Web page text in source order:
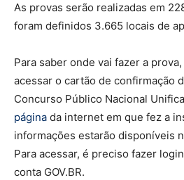
As provas serão realizadas em
foram definidos 3.665 locais de
Para saber onde vai fazer a
acessar o cartão de confirmação
Concurso Público Nacional
página da internet em que fez a
informações estarão disponíveis
Para acessar, é preciso fazer
conta GOV.BR.